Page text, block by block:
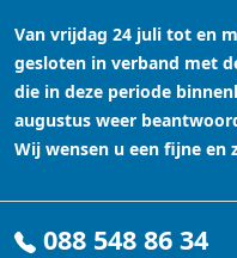
Van vrijdag 24 juli tot en
gesloten in verband met
die in deze periode
augustus weer
Wij wensen u een fijne en
088 548 86 34